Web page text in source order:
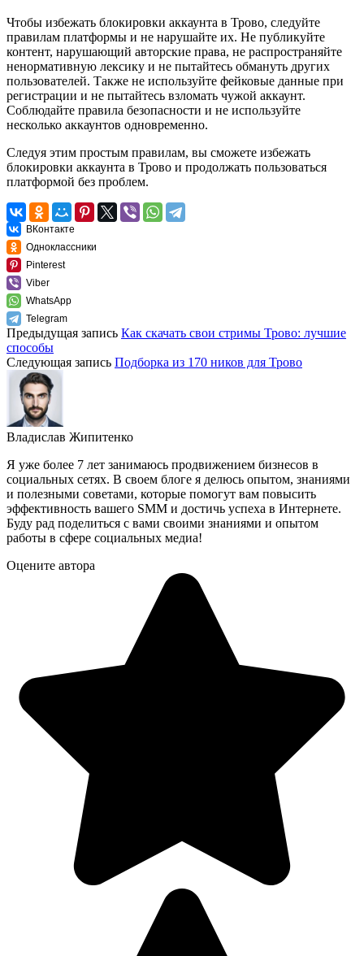
Чтобы избежать блокировки аккаунта в Трово, следуйте
правилам платформы и не нарушайте их. Не публикуйте
контент, нарушающий авторские права, не распространяйте
ненормативную лексику и не пытайтесь обмануть других
пользователей. Также не используйте фейковые данные при
регистрации и не пытайтесь взломать чужой аккаунт.
Соблюдайте правила безопасности и не используйте
несколько аккаунтов одновременно.
Следуя этим простым правилам, вы сможете избежать
блокировки аккаунта в Трово и продолжать пользоваться
платформой без проблем.
ВКонтакте
Одноклассники
Pinterest
Viber
WhatsApp
Telegram
Предыдущая запись Как скачать свои стримы Трово: лучшие
способы
Следующая запись Подборка из 170 ников для Трово
Владислав Жипитенко
Я уже более 7 лет занимаюсь продвижением бизнесов в
социальных сетях. В своем блоге я делюсь опытом, знаниями
и полезными советами, которые помогут вам повысить
эффективность вашего SMM и достичь успеха в Интернете.
Буду рад поделиться с вами своими знаниями и опытом
работы в сфере социальных медиа!
Оцените автора